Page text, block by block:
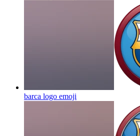
barca logo emoji